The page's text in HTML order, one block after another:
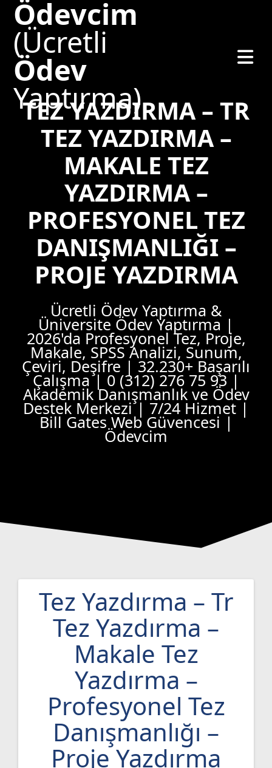
Ödevcim
(Ücretli
Ödev
Yaptırma)
TEZ YAZDIRMA – TR
TEZ YAZDIRMA –
MAKALE TEZ
YAZDIRMA –
PROFESYONEL TEZ
DANIŞMANLIĞI –
PROJE YAZDIRMA
Ücretli Ödev Yaptırma &
Üniversite Ödev Yaptırma |
2026'da Profesyonel Tez, Proje,
Makale, SPSS Analizi, Sunum,
Çeviri, Deşifre | 32.230+ Başarılı
Çalışma | 0 (312) 276 75 93 |
Akademik Danışmanlık ve Ödev
Destek Merkezi | 7/24 Hizmet |
Bill Gates Web Güvencesi |
Ödevcim
Tez Yazdırma – Tr
Tez Yazdırma –
Makale Tez
Yazdırma –
Profesyonel Tez
Danışmanlığı –
Proje Yazdırma